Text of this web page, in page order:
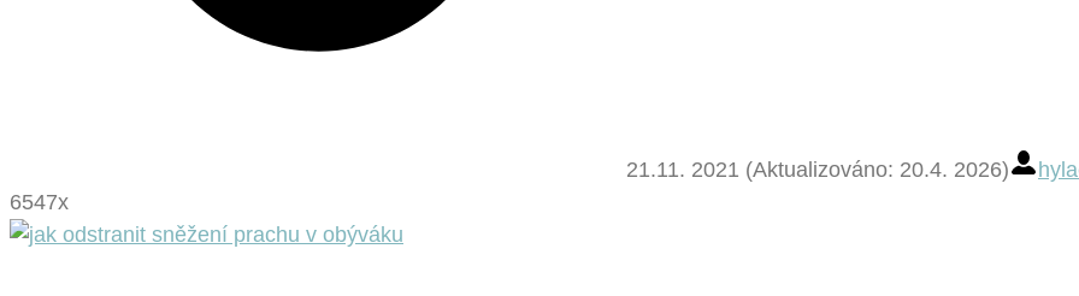
21.11. 2021 (Aktualizováno: 20.4. 2026)
6547x